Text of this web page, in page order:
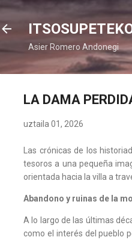
Asier Romero Andonegi
LA DAMA
uztaila 01, 2026
Las crónicas de los
tesoros a una pequeña
orientada hacia la villa a
Abandono y ruinas de la
A lo largo de las últimas
como el interés del pueblo